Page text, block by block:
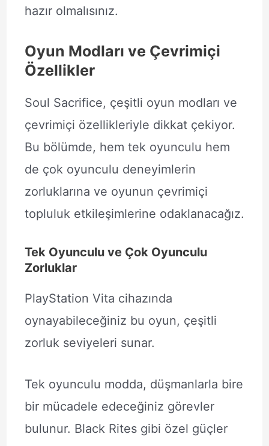
hazır olmalısınız.
Oyun Modları ve Çevrimiçi
Özellikler
Soul Sacrifice, çeşitli oyun modları ve
çevrimiçi özellikleriyle dikkat çekiyor.
Bu bölümde, hem tek oyunculu hem
de çok oyunculu deneyimlerin
zorluklarına ve oyunun çevrimiçi
topluluk etkileşimlerine odaklanacağız.
Tek Oyunculu ve Çok Oyunculu
Zorluklar
PlayStation Vita cihazında
oynayabileceğiniz bu oyun, çeşitli
zorluk seviyeleri sunar.
Tek oyunculu modda, düşmanlarla bire
bir mücadele edeceğiniz görevler
bulunur. Black Rites gibi özel güçler